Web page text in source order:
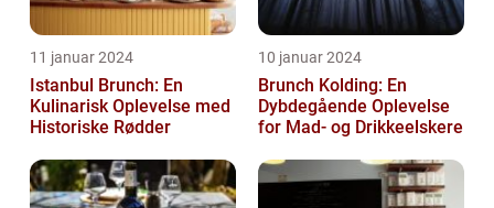
11 januar 2024
Istanbul Brunch: En
Kulinarisk Oplevelse med
Historiske Rødder
10 januar 2024
Brunch Kolding: En
Dybdegående Oplevelse
for Mad- og Drikkeelskere